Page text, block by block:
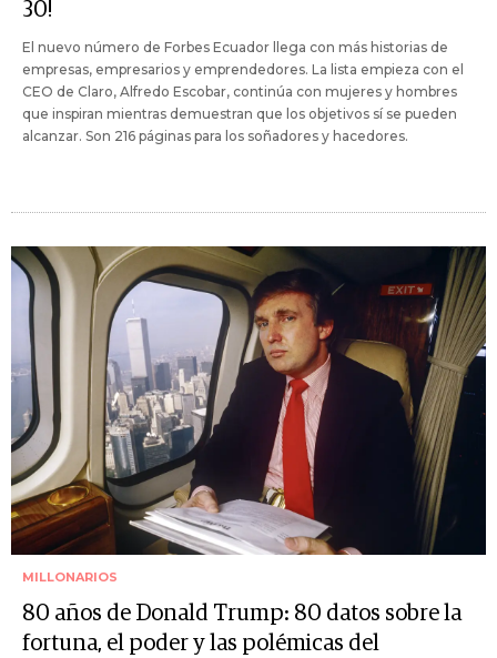
30!
El nuevo número de Forbes Ecuador llega con más historias de
empresas, empresarios y emprendedores. La lista empieza con el
CEO de Claro, Alfredo Escobar, continúa con mujeres y hombres
que inspiran mientras demuestran que los objetivos sí se pueden
alcanzar. Son 216 páginas para los soñadores y hacedores.
MILLONARIOS
80 años de Donald Trump: 80 datos sobre la
fortuna, el poder y las polémicas del